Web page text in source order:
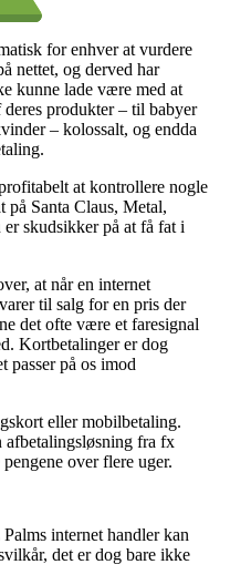
for enhver at vurdere
nettet, og derved har
kunne lade være med at
produkter – til babyer
– kolossalt, og endda
at kontrollere nogle
på Santa Claus, Metal,
skudsikker på at få fat i
at når en internet
til salg for en pris der
det ofte være et faresignal
Kortbetalinger er dog
passer på os imod
eller mobilbetaling.
afbetalingsløsning fra fx
over flere uger.
internet handler kan
det er dog bare ikke